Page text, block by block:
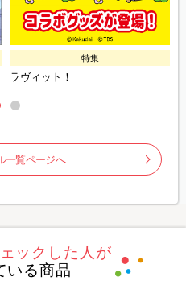
特集
ラヴィット！
一覧ページへ
ックした人が
いる商品